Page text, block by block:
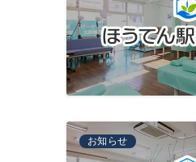
お知らせ